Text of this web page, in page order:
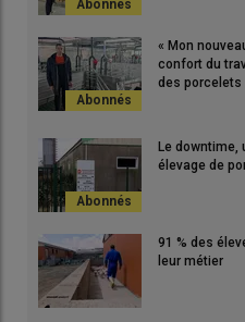
« Mon
confort du
des porcelets
Le downtime,
élevage de
91 % des
leur métier